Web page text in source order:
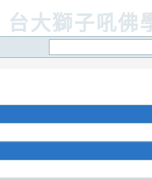
台大獅子吼佛